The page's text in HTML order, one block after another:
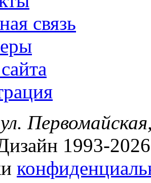
связь
1993-2026